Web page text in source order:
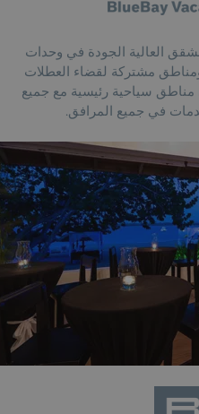
العالية الجودة في وحدات
مشتركة لقضاء العطلات
سياحية رئيسية مع جميع
في جميع المرافق.